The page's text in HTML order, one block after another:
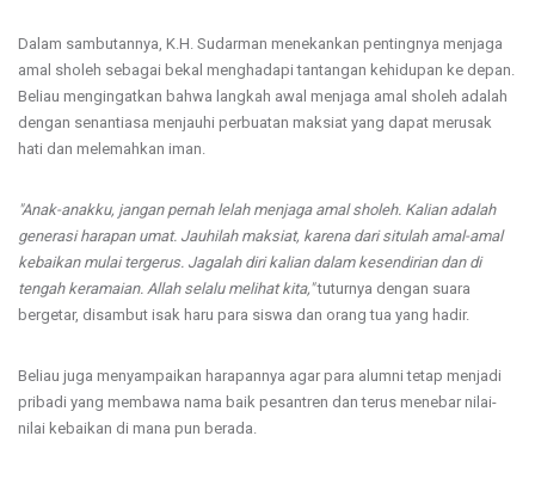
Dalam sambutannya, K.H. Sudarman menekankan pentingnya menjaga
amal sholeh sebagai bekal menghadapi tantangan kehidupan ke depan.
Beliau mengingatkan bahwa langkah awal menjaga amal sholeh adalah
dengan senantiasa menjauhi perbuatan maksiat yang dapat merusak
hati dan melemahkan iman.
"Anak-anakku, jangan pernah lelah menjaga amal sholeh. Kalian adalah
generasi harapan umat. Jauhilah maksiat, karena dari situlah amal-amal
kebaikan mulai tergerus. Jagalah diri kalian dalam kesendirian dan di
tengah keramaian. Allah selalu melihat kita,"tuturnya dengan suara
bergetar, disambut isak haru para siswa dan orang tua yang hadir.
Beliau juga menyampaikan harapannya agar para alumni tetap menjadi
pribadi yang membawa nama baik pesantren dan terus menebar nilai-
nilai kebaikan di mana pun berada.